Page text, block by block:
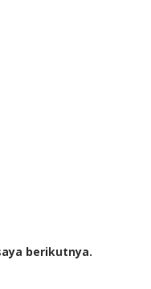
berikutnya.